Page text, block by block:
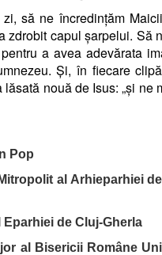
să ne încredințăm
zdrobit capul șarpelui. Să
a avea adevărata
Și, în fiecare
nouă de Isus: „și ne
Pop
al Arhieparhiei
de Cluj-Gherla
al Bisericii Române